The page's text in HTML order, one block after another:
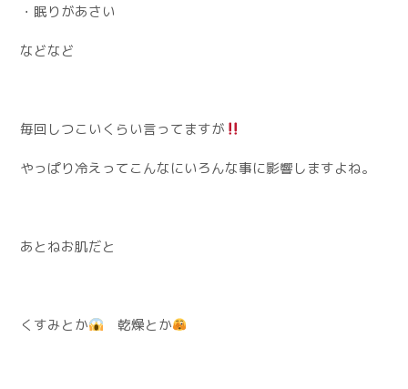
・眠りがあさい
などなど
毎回しつこいくらい言ってますが
やっぱり冷えってこんなにいろんな事に影響しますよね。
あとねお肌だと
くすみとか 乾燥とか